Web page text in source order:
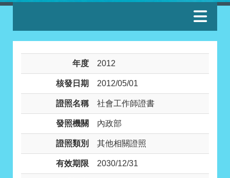
:::
年度 2012
核發日期 2012/05/01
證照名稱 社會工作師證書
發照機關 內政部
證照類別 其他相關證照
有效期限 2030/12/31